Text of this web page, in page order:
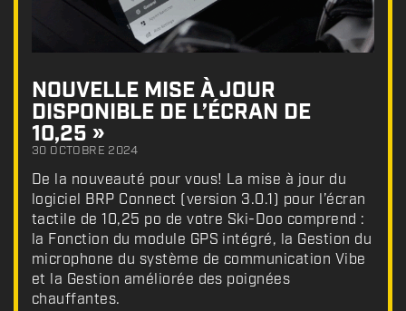
NOUVELLE MISE À JOUR
DISPONIBLE DE L’ÉCRAN DE
10,25 »
30 OCTOBRE 2024
De la nouveauté pour vous! La mise à jour du
logiciel BRP Connect (version 3.0.1) pour l’écran
tactile de 10,25 po de votre Ski-Doo comprend :
la Fonction du module GPS intégré, la Gestion du
microphone du système de communication Vibe
et la Gestion améliorée des poignées
chauffantes.